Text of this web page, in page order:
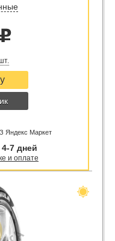
Яндекс Маркет
4-7 дней
и оплате